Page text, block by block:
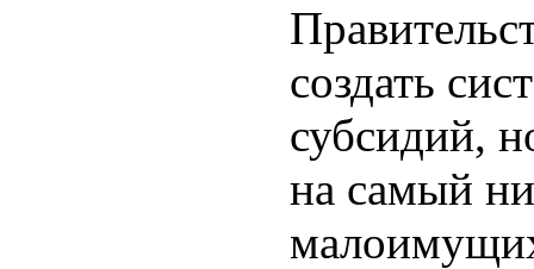
создать
субсидий,
на самый